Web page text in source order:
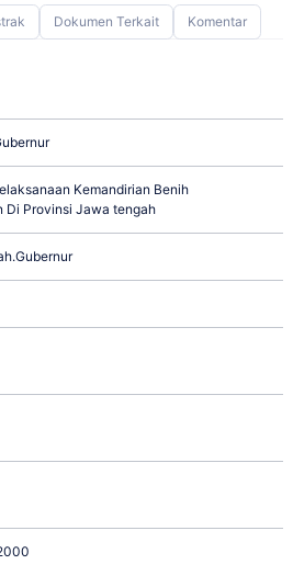
Dokumen Terkait Komentar
Kemandirian Benih
Di Provinsi Jawa tengah